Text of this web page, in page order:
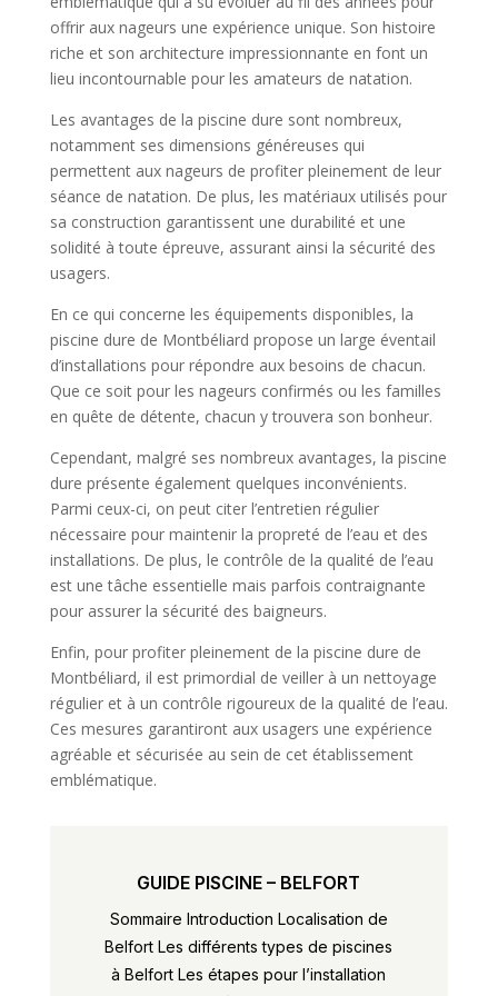
offrir aux nageurs une expérience unique. Son histoire
riche et son architecture impressionnante en font un
lieu incontournable pour les amateurs de natation.
Les avantages de la piscine dure sont nombreux,
notamment ses dimensions généreuses qui
permettent aux nageurs de profiter pleinement de leur
séance de natation. De plus, les matériaux utilisés pour
sa construction garantissent une durabilité et une
solidité à toute épreuve, assurant ainsi la sécurité des
usagers.
En ce qui concerne les équipements disponibles, la
piscine dure de Montbéliard propose un large éventail
d’installations pour répondre aux besoins de chacun.
Que ce soit pour les nageurs confirmés ou les familles
en quête de détente, chacun y trouvera son bonheur.
Cependant, malgré ses nombreux avantages, la piscine
dure présente également quelques inconvénients.
Parmi ceux-ci, on peut citer l’entretien régulier
nécessaire pour maintenir la propreté de l’eau et des
installations. De plus, le contrôle de la qualité de l’eau
est une tâche essentielle mais parfois contraignante
pour assurer la sécurité des baigneurs.
Enfin, pour profiter pleinement de la piscine dure de
Montbéliard, il est primordial de veiller à un nettoyage
régulier et à un contrôle rigoureux de la qualité de l’eau.
Ces mesures garantiront aux usagers une expérience
agréable et sécurisée au sein de cet établissement
emblématique.
GUIDE PISCINE – BELFORT
Sommaire Introduction Localisation de
Belfort Les différents types de piscines
à Belfort Les étapes pour l’installation